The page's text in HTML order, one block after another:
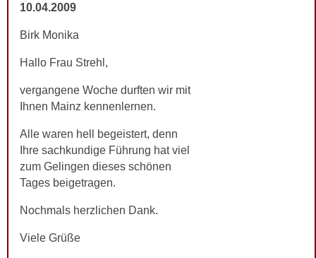
10.04.2009
Birk Monika
Hallo Frau Strehl,
vergangene Woche durften wir mit
Ihnen Mainz kennenlernen.
Alle waren hell begeistert, denn
Ihre sachkundige Führung hat viel
zum Gelingen dieses schönen
Tages beigetragen.
Nochmals herzlichen Dank.
Viele Grüße